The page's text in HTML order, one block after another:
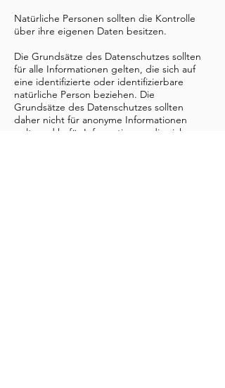
Natürliche Personen sollten die Kontrolle
über ihre eigenen Daten besitzen.
Die Grundsätze des Datenschutzes sollten
für alle Informationen gelten, die sich auf
eine identifizierte oder identifizierbare
natürliche Person beziehen. Die
Grundsätze des Datenschutzes sollten
daher nicht für anonyme Informationen
gelten, d.h. für Informationen, die sich